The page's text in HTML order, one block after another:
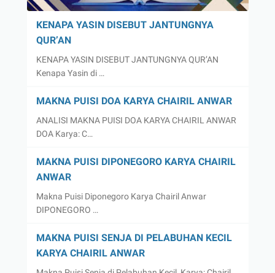
KENAPA YASIN DISEBUT JANTUNGNYA
QUR’AN
KENAPA YASIN DISEBUT JANTUNGNYA QUR’AN
Kenapa Yasin di …
MAKNA PUISI DOA KARYA CHAIRIL ANWAR
ANALISI MAKNA PUISI DOA KARYA CHAIRIL ANWAR
DOA Karya: C…
MAKNA PUISI DIPONEGORO KARYA CHAIRIL
ANWAR
Makna Puisi Diponegoro Karya Chairil Anwar
DIPONEGORO …
MAKNA PUISI SENJA DI PELABUHAN KECIL
KARYA CHAIRIL ANWAR